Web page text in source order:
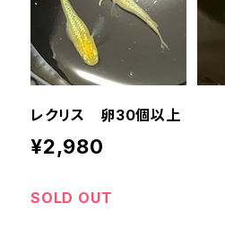
レクリス 卵30個以上
¥2,980
SOLD OUT